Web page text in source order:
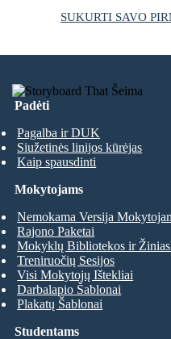
SUKURTI SAVO
Padėti
Pagalba ir DUK
Siužetinės linijos kūrėjas
Kaip spausdinti
Studentams
Mokytojams
Nemokama Versija
Rajono Paketai
Mokyklų Bibliotekos ir
Treniruočių Sesijos
Visi Mokytojų Ištekliai
Darbalapio Šablonai
Plakatų Šablonai